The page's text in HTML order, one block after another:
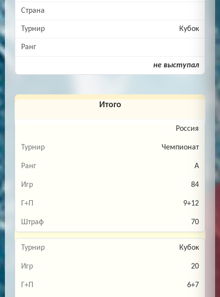
Кубок
не выступал
Итого
Россия
Чемпионат
A
84
9+12
70
Кубок
20
6+7